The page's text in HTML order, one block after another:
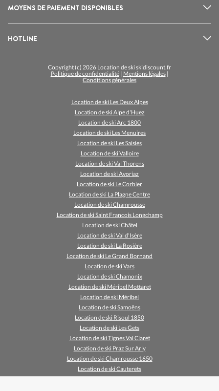
MOYENS DE PAIEMENT DISPONIBLES
HOTLINE
Copyright (c) 2026 Location de ski skidiscount.fr
Politique de confidentialité| Mentions légales|
Conditions générales
Location de ski Les Deux Alpes
Location de ski Alpe d'Huez
Location de ski Arc 1800
Location de ski Les Menuires
Location de ski Les Saisies
Location de ski Valloire
Location de ski Val Thorens
Location de ski Avoriaz
Location de ski Le Corbier
Location de ski La Plagne Centre
Location de ski Chamrousse
Location de ski Saint Francois Longchamp
Location de ski Châtel
Location de ski Val d'Isère
Location de ski La Rosière
Location de ski Le Grand Bornand
Location de ski Vars
Location de ski Chamonix
Location de ski Méribel Mottaret
Location de ski Méribel
Location de ski Samoëns
Location de ski Risoul 1850
Location de ski Les Gets
Location de ski Tignes Val Claret
Location de ski Praz Sur Arly
Location de ski Chamrousse 1650
Location de ski Cauterets